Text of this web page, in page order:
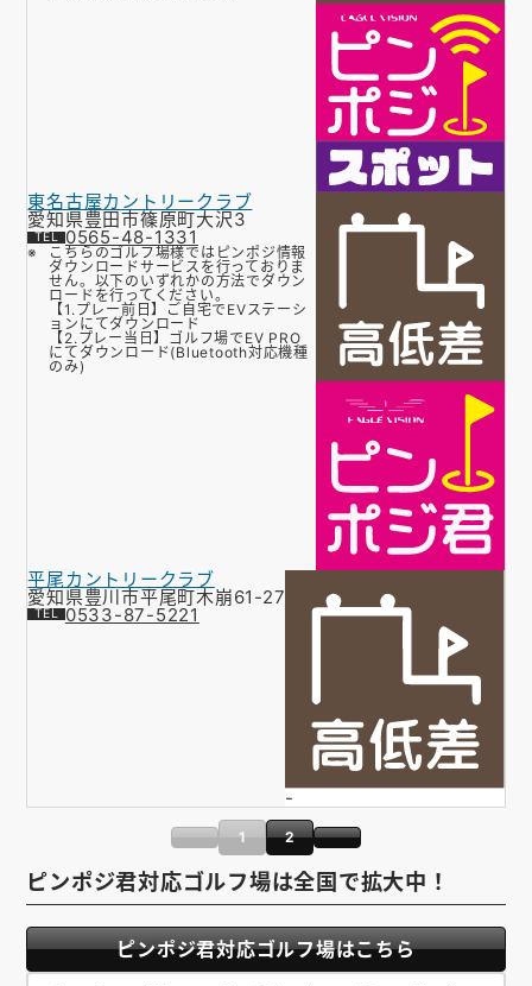
東名古屋カントリークラブ
愛知県豊田市篠原町大沢3
0565-48-1331
こちらのゴルフ場様ではピンポジ情報
ダウンロードサービスを行っておりま
せん。以下のいずれかの方法でダウン
ロードを行ってください。
【1.プレー前日】ご自宅でEVステーシ
ョンにてダウンロード
【2.プレー当日】ゴルフ場でEV PRO
にてダウンロード(Bluetooth対応機種
のみ)
平尾カントリークラブ
愛知県豊川市平尾町木崩61-27
0533-87-5221
-
1 2
ピンポジ君対応ゴルフ場は全国で拡大中！
ピンポジ君対応ゴルフ場はこちら